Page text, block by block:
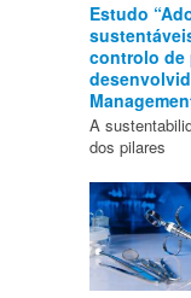
Estudo
controlo de
A
dos pilares